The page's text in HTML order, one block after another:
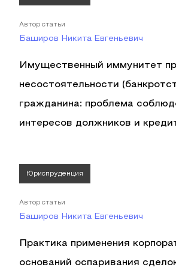
Автор статьи
Баширов Никита Евгеньевич
Имущественный иммунитет
несостоятельности
гражданина: проблема
интересов должников и
Юриспруденция
Автор статьи
Баширов Никита Евгеньевич
Практика применения
оснований оспаривания